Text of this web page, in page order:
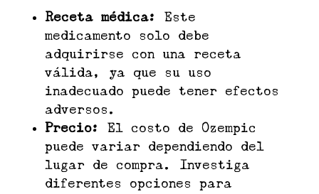
Receta médica:
Este
medicamento solo debe
adquirirse con una receta
válida, ya que su uso
inadecuado puede tener efectos
adversos.
Precio:
El costo de Ozempic
puede variar dependiendo del
lugar de compra. Investiga
diferentes opciones para